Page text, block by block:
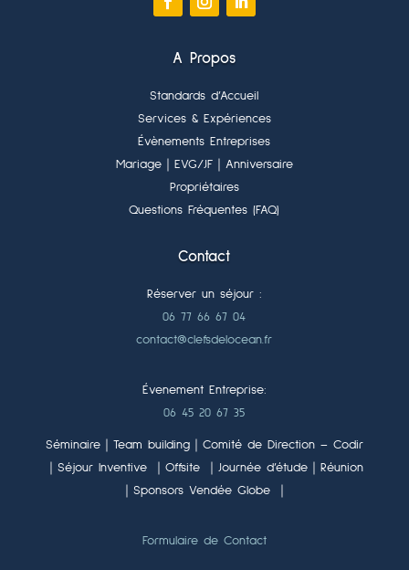
A Propos
Standards d’Accueil
Services & Expériences
Évènements Entreprises
Mariage｜EVG/JF｜Anniversaire
Propriétaires
Questions Fréquentes (FAQ)
Contact
Réserver un séjour :
06 77 66 67 04
contact@clefsdelocean.fr
Évenement Entreprise:
06 45 20 67 35
Séminaire｜Team building｜Comité de Direction – Codir
｜Séjour Inventive ｜Offsite ｜Journée d’étude｜Réunion
｜Sponsors Vendée Globe ｜
Formulaire de Contact